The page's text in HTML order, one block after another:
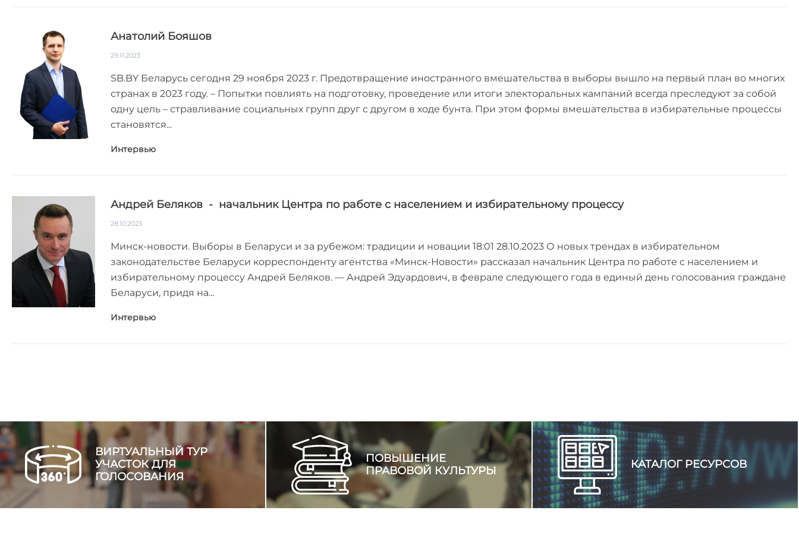
Анатолий Бояшов
29.11.2023
SB.BY Беларусь сегодня 29 ноября 2023 г. Предотвращение иностранного вмешательства в выборы вышло на первый план во многих
странах в 2023 году. – Попытки повлиять на подготовку, проведение или итоги электоральных кампаний всегда преследуют за собой
одну цель – стравливание социальных групп друг с другом в ходе бунта. При этом формы вмешательства в избирательные процессы
становятся...
Интервью
Андрей Беляков - начальник Центра по работе с населением и избирательному процессу
28.10.2023
Минск-новости. Выборы в Беларуси и за рубежом: традиции и новации 18:01 28.10.2023 О новых трендах в избирательном
законодательстве Беларуси корреспонденту агентства «Минск-Новости» рассказал начальник Центра по работе с населением и
избирательному процессу Андрей Беляков. — Андрей Эдуардович, в феврале следующего года в единый день голосования граждане
Беларуси, придя на...
Интервью
ВИРТУАЛЬНЫЙ ТУР
УЧАСТОК ДЛЯ
ГОЛОСОВАНИЯ
ПОВЫШЕНИЕ
ПРАВОВОЙ КУЛЬТУРЫ
КАТАЛОГ РЕСУРСОВ